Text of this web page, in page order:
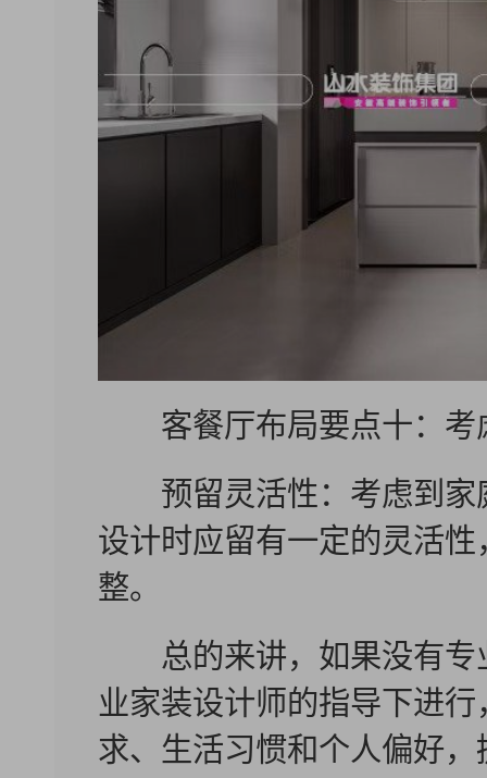
客餐厅布局要点十：考
预留灵活性：考虑到家
设计时应留有一定的灵活
整。
总的来讲，如果没有专
业家装设计师的指导下进
求、生活习惯和个人偏好